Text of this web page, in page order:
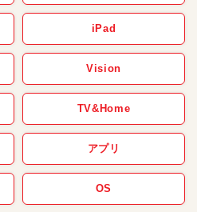
iPad
Vision
TV&Home
アプリ
OS